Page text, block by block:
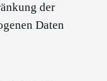
der
Daten